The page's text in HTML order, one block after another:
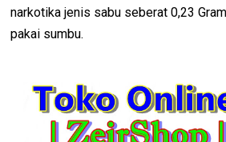
narkotika jenis sabu seberat 0,23
pakai sumbu.